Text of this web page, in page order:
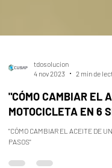
tdosolucion
4 nov 2023
2 min de
"CÓMO CAMBIAR EL